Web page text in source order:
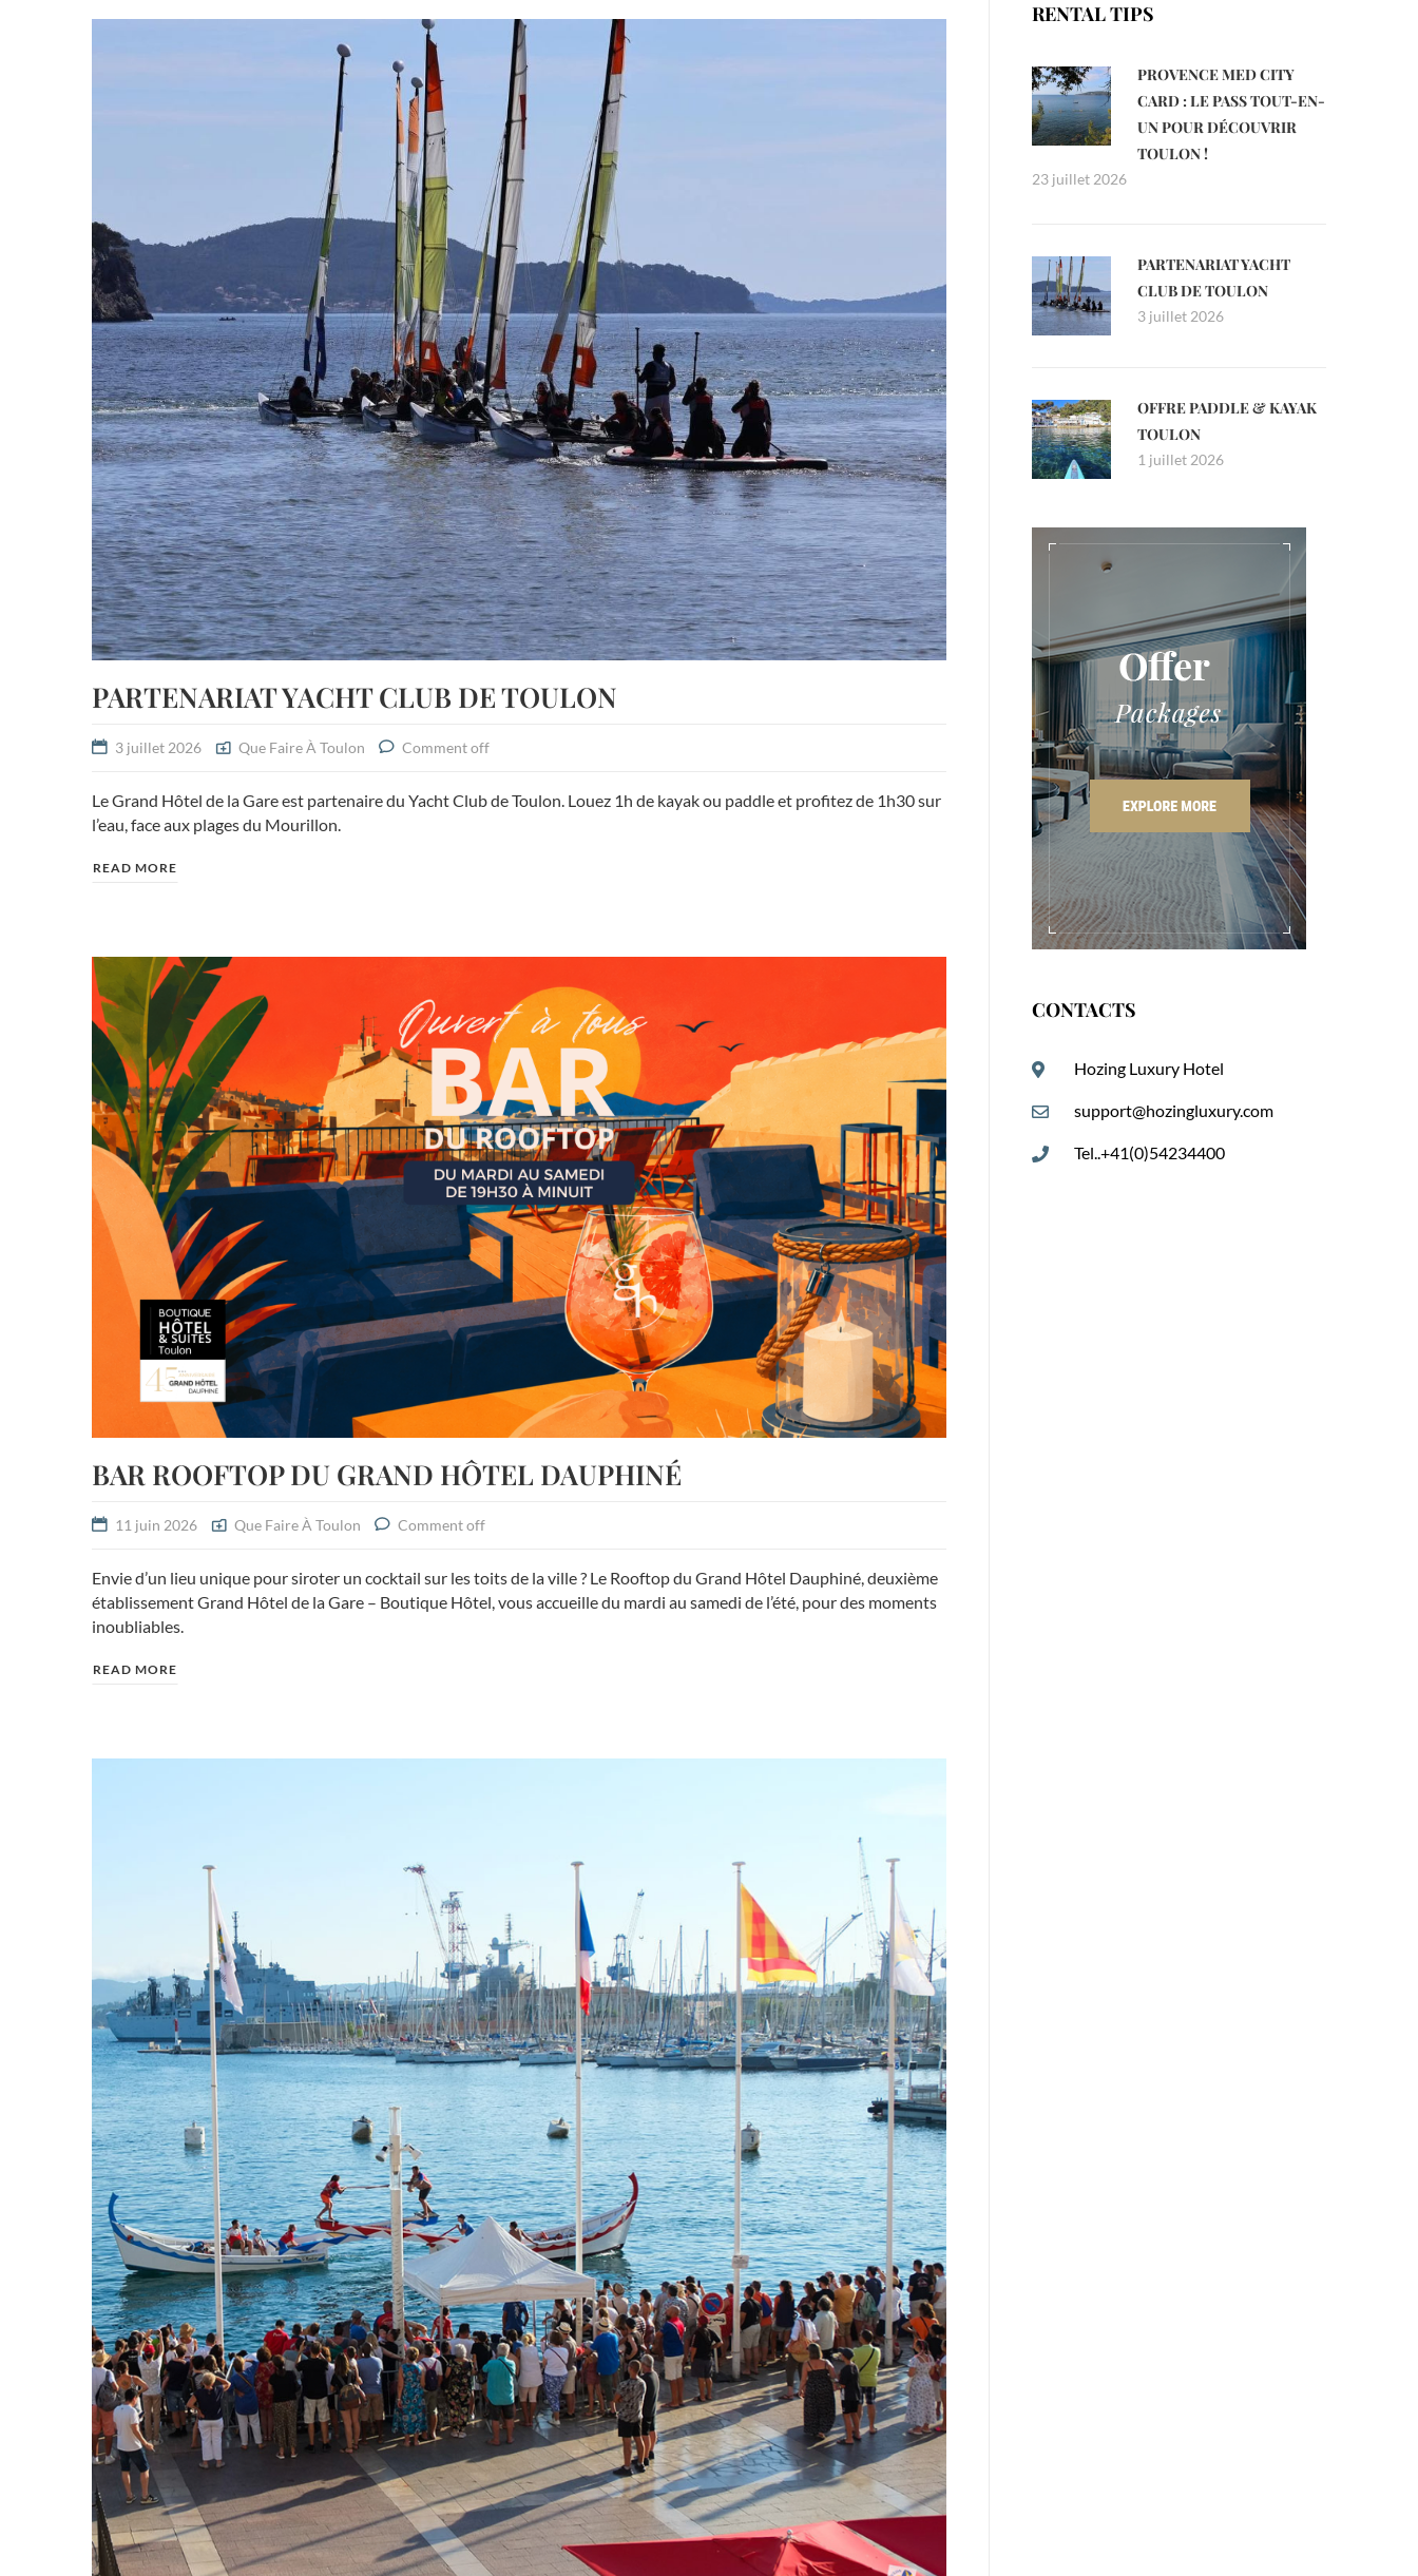
PARTENARIAT YACHT CLUB DE TOULON
3 juillet 2026 Que Faire À Toulon Comment off
Le Grand Hôtel de la Gare est partenaire du Yacht Club de Toulon. Louez 1h de kayak ou paddle et profitez de 1h30 sur
l’eau, face aux plages du Mourillon.
READ MORE
BAR ROOFTOP DU GRAND HÔTEL DAUPHINÉ
11 juin 2026 Que Faire À Toulon Comment off
Envie d’un lieu unique pour siroter un cocktail sur les toits de la ville ? Le Rooftop du Grand Hôtel Dauphiné, deuxième
établissement Grand Hôtel de la Gare – Boutique Hôtel, vous accueille du mardi au samedi de l’été, pour des moments
inoubliables.
READ MORE
RENTAL TIPS
PROVENCE MED CITY
CARD : LE PASS TOUT-EN-
UN POUR DÉCOUVRIR
TOULON !
23 juillet 2026
PARTENARIAT YACHT
CLUB DE TOULON
3 juillet 2026
OFFRE PADDLE & KAYAK
TOULON
1 juillet 2026
CONTACTS
Hozing Luxury Hotel
support@hozingluxury.com
Tel..+41(0)54234400